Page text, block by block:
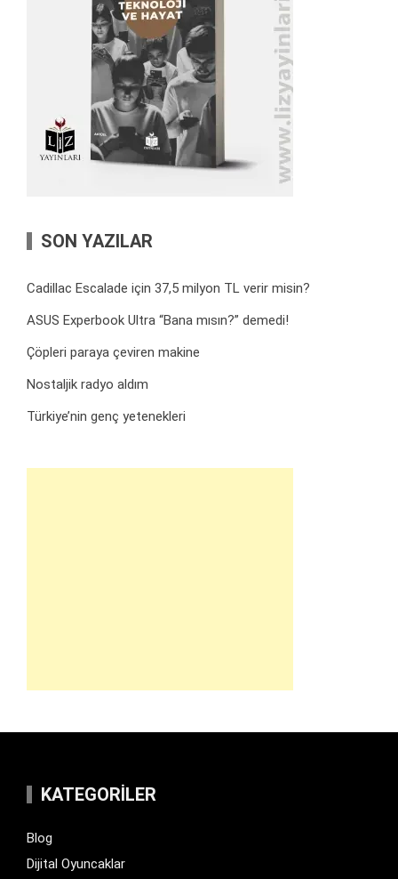
SON YAZILAR
Cadillac Escalade için 37,5 milyon TL verir misin?
ASUS Experbook Ultra “Bana mısın?” demedi!
Çöpleri paraya çeviren makine
Nostaljik radyo aldım
Türkiye’nin genç yetenekleri
KATEGORILER
Blog
Dijital Oyuncaklar